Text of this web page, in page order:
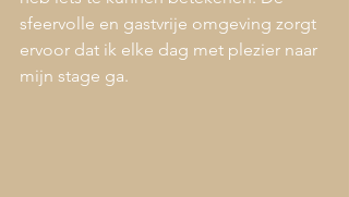
sfeervolle en gastvrije omgeving zorgt
ervoor dat ik elke dag met plezier naar
mijn stage ga.